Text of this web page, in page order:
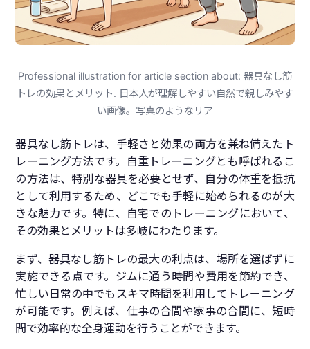
Professional illustration for article section about: 器具なし筋
トレの効果とメリット. 日本人が理解しやすい自然で親しみやす
い画像。写真のようなリア
器具なし筋トレは、手軽さと効果の両方を兼ね備えたト
レーニング方法です。自重トレーニングとも呼ばれるこ
の方法は、特別な器具を必要とせず、自分の体重を抵抗
として利用するため、どこでも手軽に始められるのが大
きな魅力です。特に、自宅でのトレーニングにおいて、
その効果とメリットは多岐にわたります。
まず、器具なし筋トレの最大の利点は、場所を選ばずに
実施できる点です。ジムに通う時間や費用を節約でき、
忙しい日常の中でもスキマ時間を利用してトレーニング
が可能です。例えば、仕事の合間や家事の合間に、短時
間で効率的な全身運動を行うことができます。